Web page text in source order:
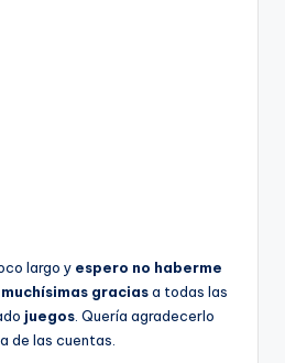
largo y espero no haberme
muchísimas graciasa todas las
juegos . Quería agradecerlo
de las cuentas.